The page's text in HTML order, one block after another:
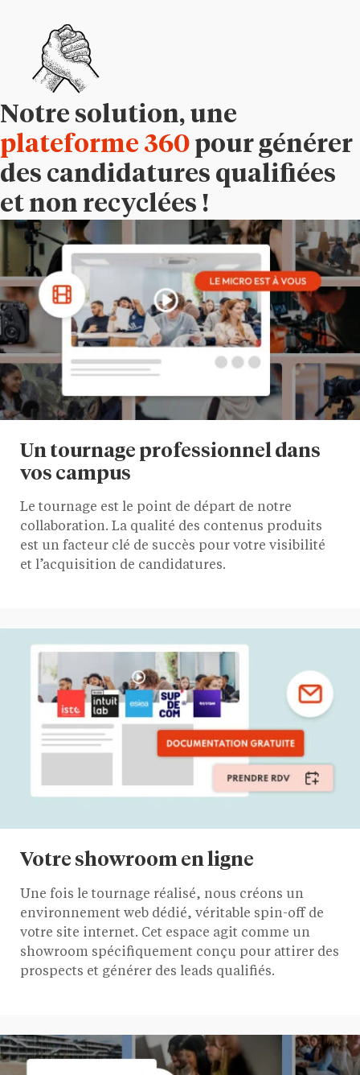
Notre solution, une
plateforme 360 pour générer
des candidatures qualifiées
et non recyclées !
Un tournage professionnel dans
vos campus
Le tournage est le point de départ de notre
collaboration. La qualité des contenus produits
est un facteur clé de succès pour votre visibilité
et l’acquisition de candidatures.
Votre showroom en ligne
Une fois le tournage réalisé, nous créons un
environnement web dédié, véritable spin-off de
votre site internet. Cet espace agit comme un
showroom spécifiquement conçu pour attirer des
prospects et générer des leads qualifiés.